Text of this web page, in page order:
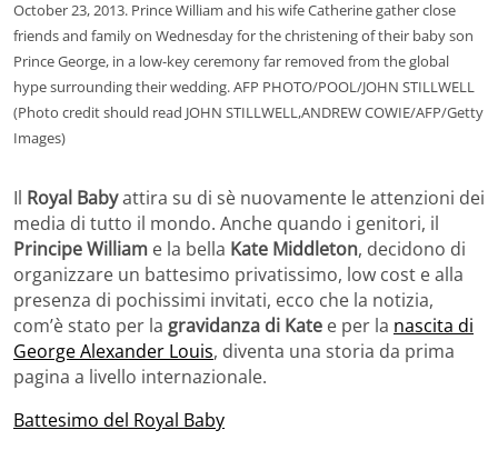
October 23, 2013. Prince William and his wife Catherine gather close
friends and family on Wednesday for the christening of their baby son
Prince George, in a low-key ceremony far removed from the global
hype surrounding their wedding. AFP PHOTO/POOL/JOHN STILLWELL
(Photo credit should read JOHN STILLWELL,ANDREW COWIE/AFP/Getty
Images)
Il Royal Babyattira su di sè nuovamente le attenzioni dei
media di tutto il mondo. Anche quando i genitori, il
Principe William e la bella Kate Middleton, decidono di
organizzare un battesimo privatissimo, low cost e alla
presenza di pochissimi invitati, ecco che la notizia,
com’è stato per la gravidanza di Kate e per la nascita di
George Alexander Louis, diventa una storia da prima
pagina a livello internazionale.
Battesimo del Royal Baby